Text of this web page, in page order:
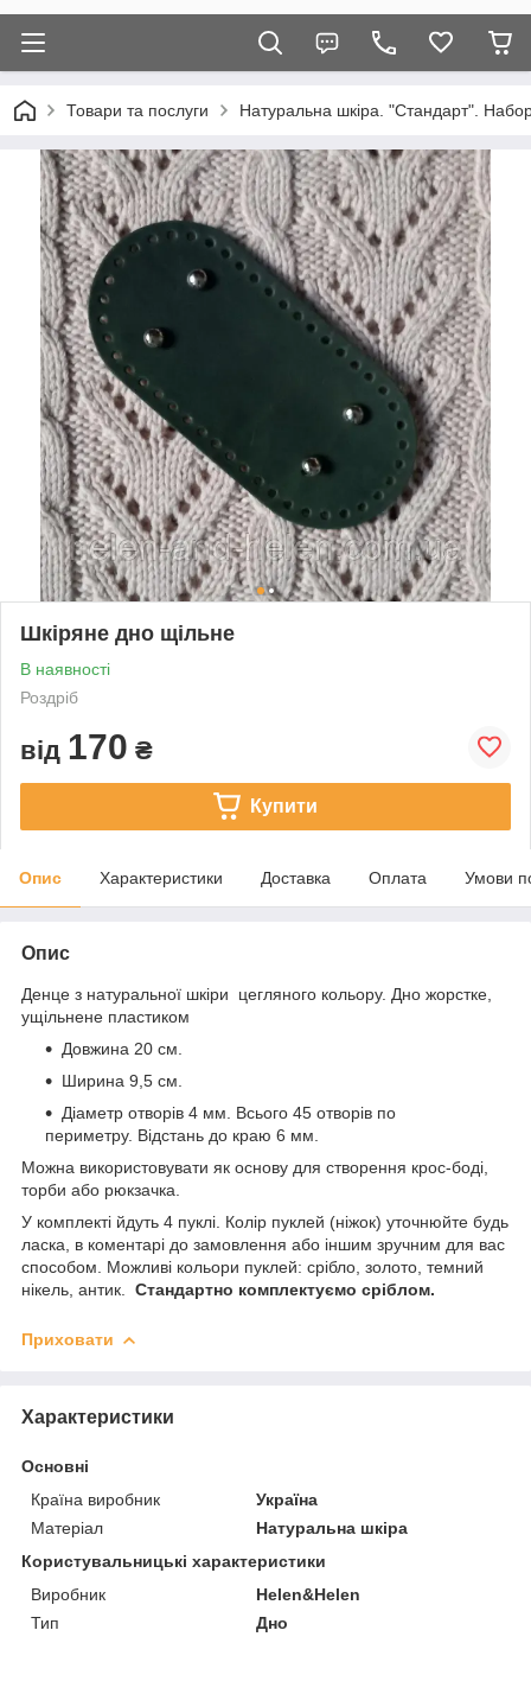
Товари та послуги Натуральна шкіра. "Стандарт".
Шкіряне дно щільне
В наявності
Роздріб
від 170 ₴
Купити
Опис Характеристики Доставка Оплата Умови
Опис
Денце з натуральної шкіри цегляного кольору. Дно жорстке,
ущільнене пластиком
Довжина 20 см.
Ширина 9,5 см.
Діаметр отворів 4 мм. Всього 45 отворів по
периметру. Відстань до краю 6 мм.
Можна використовувати як основу для створення крос-боді,
торби або рюкзачка.
У комплекті йдуть 4 пуклі. Колір пуклей (ніжок) уточнюйте будь
ласка, в коментарі до замовлення або іншим зручним для вас
способом. Можливі кольори пуклей: срібло, золото, темний
нікель, антик.
Стандартно комплектуємо сріблом.
Приховати
Характеристики
Основні
Країна виробник
Україна
Матеріал
Натуральна шкіра
Користувальницькі характеристики
Виробник
Helen&Helen
Тип
Дно